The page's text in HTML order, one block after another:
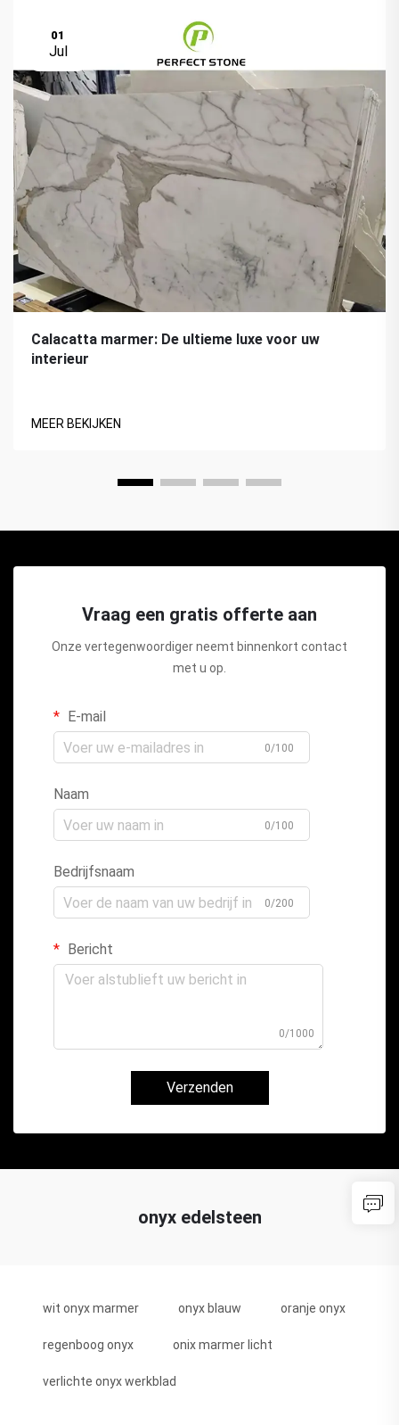
01
Jul
Calacatta marmer: De ultieme luxe voor uw
interieur
MEER BEKIJKEN
Vraag een gratis offerte aan
Onze vertegenwoordiger neemt binnenkort contact
met u op.
E-mail
0/100
Naam
0/100
Bedrijfsnaam
0/200
Bericht
0/1000
Verzenden
onyx edelsteen
wit onyx marmer onyx blauw oranje onyx
regenboog onyx onix marmer licht
verlichte onyx werkblad